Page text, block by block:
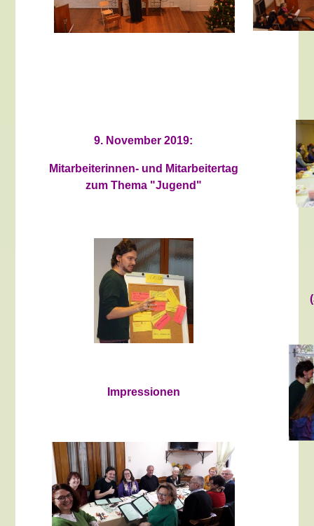
9. November 2019:
Mitarbeiterinnen- und Mitarbeitertag
zum Thema "Jugend"
Impressionen